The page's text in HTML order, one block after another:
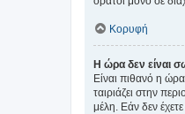
Κορυφή
Η ώρα δεν είναι
Είναι πιθανό η
ταιριάζει στην
μέλη. Εάν δεν έχετε